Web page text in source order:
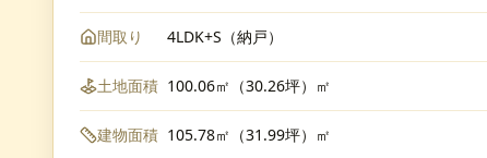
間取り 4LDK+S（納戸）
土地面積 100.06㎡（30.26坪）㎡
建物面積 105.78㎡（31.99坪）㎡